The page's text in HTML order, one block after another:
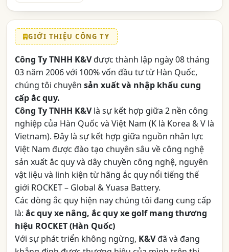
GIỚI THIỆU CÔNG TY
Công Ty TNHH K&Vđược thành lập ngày 08 tháng
03 năm 2006 với 100% vốn đầu tư từ Hàn Quốc,
chúng tôi chuyên sản xuất và nhập khẩu cung
cấp ắc quy.
Công Ty TNHH K&Vlà sự kết hợp giữa 2 nền công
nghiệp của Hàn Quốc và Việt Nam (K là Korea & V là
Vietnam). Đây là sự kết hợp giữa nguồn nhân lực
Việt Nam được đào tạo chuyên sâu về công nghệ
sản xuất ắc quy và dây chuyền công nghệ, nguyên
vật liệu và linh kiện từ hãng ắc quy nổi tiếng thế
giới ROCKET – Global & Yuasa Battery.
Các dòng ắc quy hiện nay chúng tôi đang cung cấp
là: ắc quy xe nâng, ắc quy xe golf mang thương
hiệu ROCKET (Hàn Quốc)
Với sự phát triển không ngừng, K&Vđã và đang